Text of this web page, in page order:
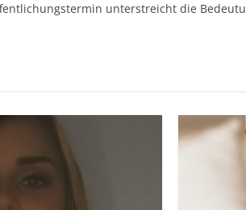
unterstreicht die